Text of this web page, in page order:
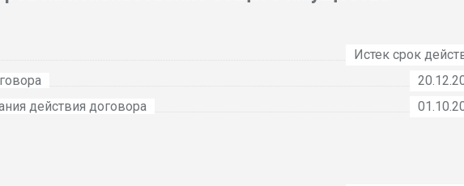
Истек срок
действия договора